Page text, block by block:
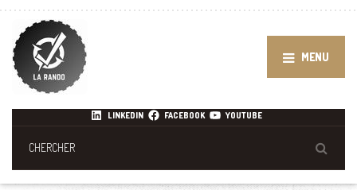
MENU
LINKEDIN FACEBOOK YOUTUBE